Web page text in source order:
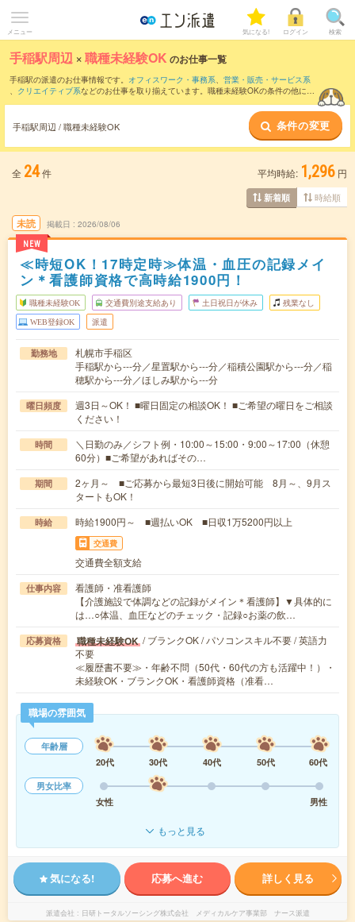
メニュー 気になる! ログイン 検索
手稲駅周辺 ×職種未経験OK のお仕事一覧
手稲駅の派遣のお仕事情報です。 オフィスワーク・事務系、 営業・販売・サービス系
、 クリエイティブ系などのお仕事を取り揃えています。職種未経験OKの条件の他に、
手稲駅周辺 / 職種未経験OK 条件の変更
全 24件 平均時給: 1,296 円
新着順 時給順
未読
NEW
掲載日 2026/08/06
≪時短OK！17時定時≫体温・血圧の記録メイ
ン＊看護師資格で高時給1900円！
職種未経験OK 交通費別途支給あり 土日祝日が休み 残業なし
WEB登録OK 派遣
勤務地
札幌市手稲区
手稲駅から---分／星置駅から---分／稲積公園駅から---分／稲
穂駅から---分／ほしみ駅から---分
曜日頻度
週3日～OK！ ■曜日固定の相談OK！ ■ご希望の曜日をご相談
ください！
時間
＼日勤のみ／シフト例・10:00～15:00・9:00～17:00（休憩
60分）■ご希望があればその…
期間
2ヶ月～ ■ご応募から最短3日後に開始可能 8月～、9月ス
タートもOK！
時給 時給1900円～ ■週払いOK ■日収1万5200円以上
交通費
交通費全額支給
仕事内容
看護師・准看護師
【介護施設で体調などの記録がメイン＊看護師】▼具体的に
は…○体温、血圧などのチェック・記録○お薬の飲…
応募資格 職種未経験OK / ブランクOK / パソコンスキル不要 / 英語力
不要
≪履歴書不要≫・年齢不問（50代・60代の方も活躍中！）・
未経験OK・ブランクOK・看護師資格（准看…
職場の雰囲気
年齢層
20代
30代 40代 50代
60代
男女比率
女性
男性
もっと見る
気になる! 応募へ進む 詳しく見る
派遣会社 日研トータルソーシング株式会社 メディカルケア事業部 ナース派遣